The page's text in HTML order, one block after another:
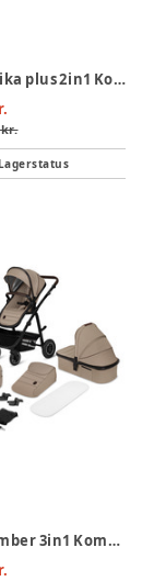
Lionelo Mika plus 2in1 Kombivogn - Black Onyx
kr.
Lagerstatus
Lionelo Amber 3in1 Kombivognspakke - Beige Sand